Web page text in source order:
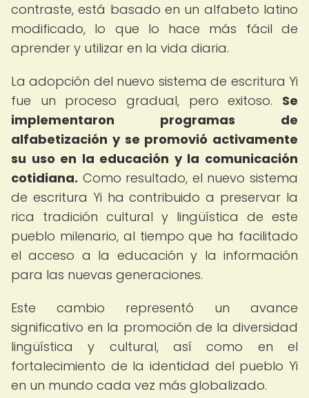
contraste, está basado en un alfabeto latino
modificado, lo que lo hace más fácil de
aprender y utilizar en la vida diaria.
La adopción del nuevo sistema de escritura Yi
fue un proceso gradual, pero exitoso. Se
implementaron programas de
alfabetización y se promovió activamente
su uso en la educación y la comunicación
cotidiana. Como resultado, el nuevo sistema
de escritura Yi ha contribuido a preservar la
rica tradición cultural y lingüística de este
pueblo milenario, al tiempo que ha facilitado
el acceso a la educación y la información
para las nuevas generaciones.
Este cambio representó un avance
significativo en la promoción de la diversidad
lingüística y cultural, así como en el
fortalecimiento de la identidad del pueblo Yi
en un mundo cada vez más globalizado.